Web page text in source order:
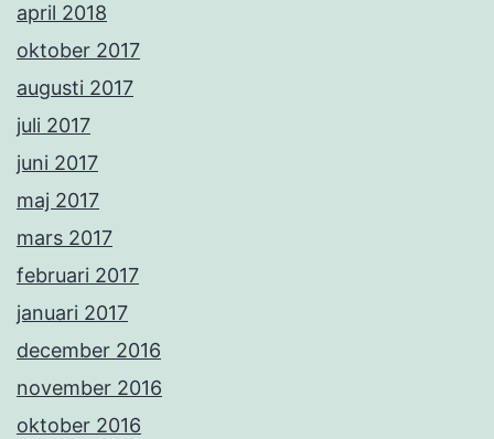
april 2018
oktober 2017
augusti 2017
juli 2017
juni 2017
maj 2017
mars 2017
februari 2017
januari 2017
december 2016
november 2016
oktober 2016